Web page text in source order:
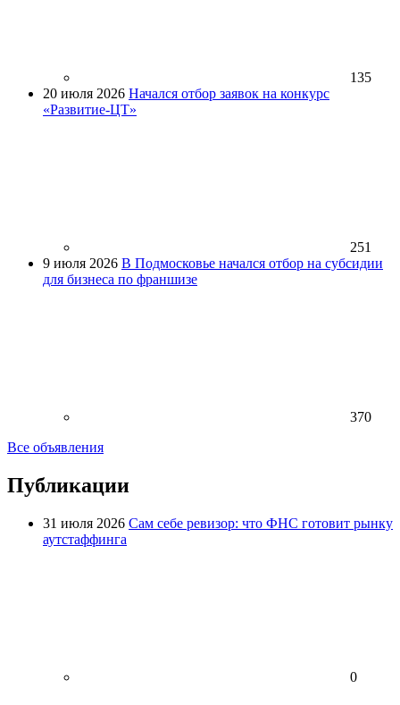
135
20 июля 2026 Начался отбор заявок на конкурс
«Развитие-ЦТ»
251
9 июля 2026 В Подмосковье начался отбор на субсидии
для бизнеса по франшизе
370
Все объявления
Публикации
31 июля 2026 Сам себе ревизор: что ФНС готовит рынку
аутстаффинга
0